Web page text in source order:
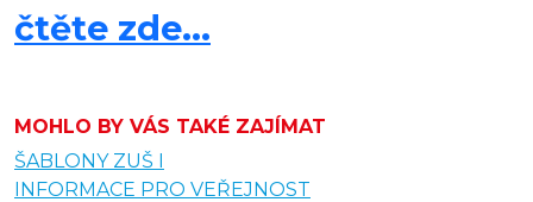
čtěte zde...
MOHLO BY VÁS TAKÉ ZAJÍMAT
ŠABLONY ZUŠ I
INFORMACE PRO VEŘEJNOST